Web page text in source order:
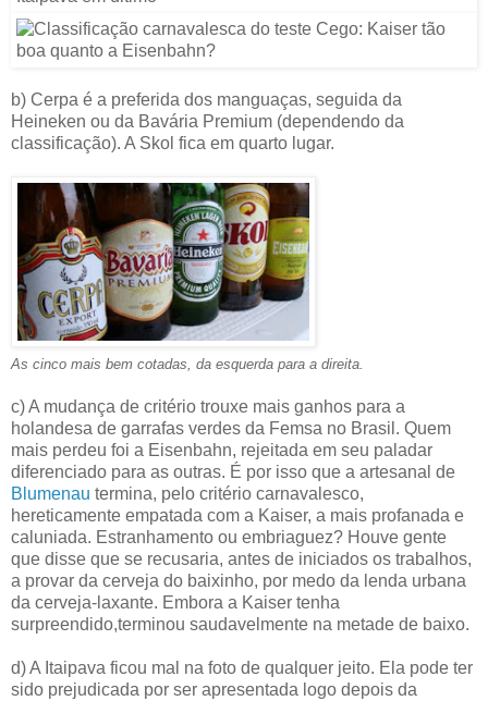
b) Cerpa é a preferida dos manguaças, seguida da
Heineken ou da Bavária Premium (dependendo da
classificação). A Skol fica em quarto lugar.
As cinco mais bem cotadas, da esquerda para a direita.
c) A mudança de critério trouxe mais ganhos para a
holandesa de garrafas verdes da Femsa no Brasil. Quem
mais perdeu foi a Eisenbahn, rejeitada em seu paladar
diferenciado para as outras. É por isso que a artesanal de
Blumenau termina, pelo critério carnavalesco,
hereticamente empatada com a Kaiser, a mais profanada e
caluniada. Estranhamento ou embriaguez? Houve gente
que disse que se recusaria, antes de iniciados os trabalhos,
a provar da cerveja do baixinho, por medo da lenda urbana
da cerveja-laxante. Embora a Kaiser tenha
surpreendido,terminou saudavelmente na metade de baixo.
d) A Itaipava ficou mal na foto de qualquer jeito. Ela pode ter
sido prejudicada por ser apresentada logo depois da